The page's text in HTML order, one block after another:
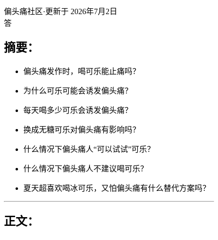
偏头痛社区·更新于 2026年7月2日
答
摘要：
偏头痛发作时，喝可乐能止痛吗？
为什么可乐可能会诱发偏头痛？
每天喝多少可乐会诱发偏头痛？
换成无糖可乐对偏头痛有影响吗？
什么情况下偏头痛人“可以试试”可乐？
什么情况下偏头痛人不建议喝可乐？
夏天超喜欢喝冰可乐，又怕偏头痛有什么替代方案吗？
正文：